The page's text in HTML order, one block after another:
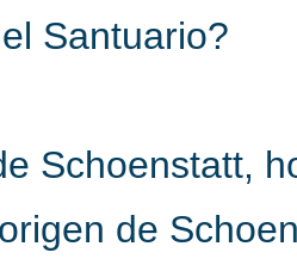
Santuario?
Schoenstatt,
de